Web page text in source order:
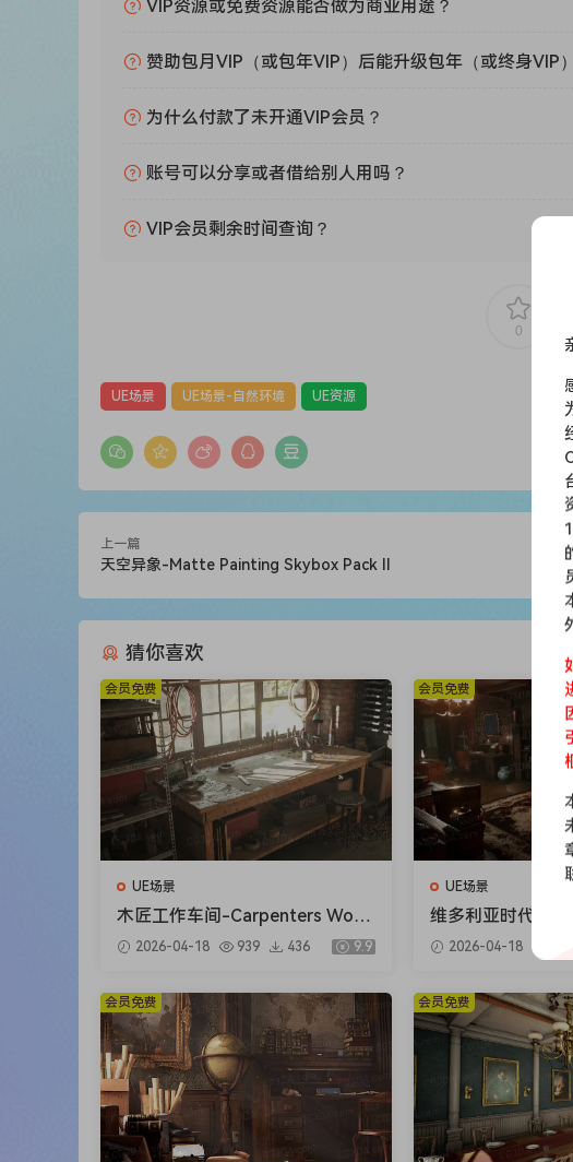
VIP资源或免费资源能否做为商业用途？
赞助包月VIP（或包年VIP）后能升级包年（或终身VIP
为什么付款了未开通VIP会员？
账号可以分享或者借给别人用吗？
VIP会员剩余时间查询？
0
UE场景 UE场景-自然环境 UE资源
上一篇
天空异象-Matte Painting Skybox Pack II
猜你喜欢
UE场景
木匠工作车间-Carpenters Work
shop2026-04-18 939 436 9.9
会员免费
UE场景
维多利亚时代室
Interiors
2026-04-18
会员免费
会员免费 会员免费